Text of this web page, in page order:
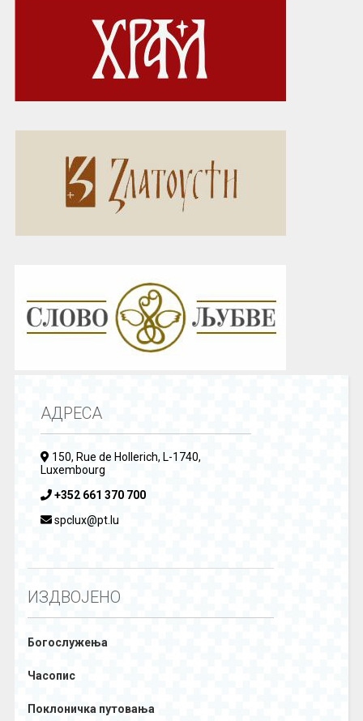
АДРЕСА
150, Rue de Hollerich, L-1740,
Luxembourg
+352 661 370 700
spclux@pt.lu
ИЗДВОЈЕНО
Богослужења
Часопис
Поклоничка путовања